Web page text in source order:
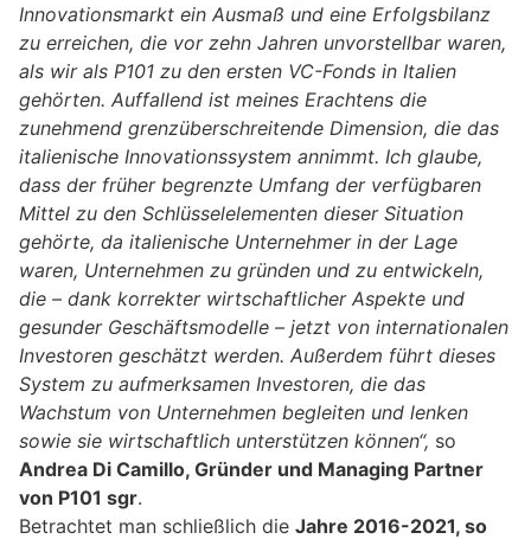
Innovationsmarkt ein Ausmaß und eine Erfolgsbilanz
zu erreichen, die vor zehn Jahren unvorstellbar waren,
als wir als P101 zu den ersten VC-Fonds in Italien
gehörten. Auffallend ist meines Erachtens die
zunehmend grenzüberschreitende Dimension, die das
italienische Innovationssystem annimmt. Ich glaube,
dass der früher begrenzte Umfang der verfügbaren
Mittel zu den Schlüsselelementen dieser Situation
gehörte, da italienische Unternehmer in der Lage
waren, Unternehmen zu gründen und zu entwickeln,
die – dank korrekter wirtschaftlicher Aspekte und
gesunder Geschäftsmodelle – jetzt von internationalen
Investoren geschätzt werden. Außerdem führt dieses
System zu aufmerksamen Investoren, die das
Wachstum von Unternehmen begleiten und lenken
sowie sie wirtschaftlich unterstützen können“, so
Andrea Di Camillo, Gründer und Managing Partner
von P101 sgr.
Betrachtet man schließlich die Jahre 2016-2021, so